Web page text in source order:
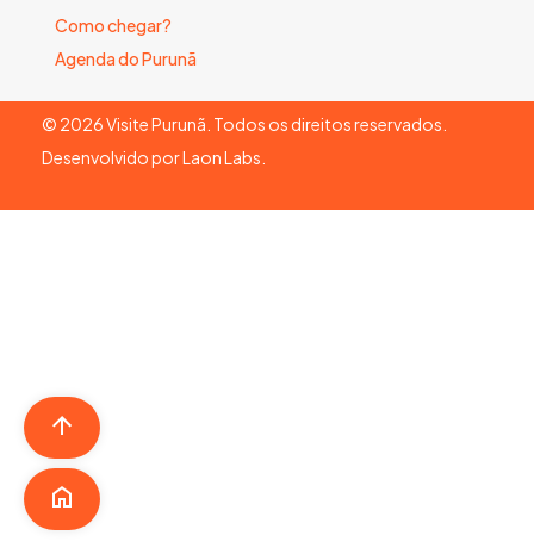
Como chegar?
Agenda do Purunã
© 2026Visite Purunã. Todos os direitos reservados.
Desenvolvido porLaon Labs